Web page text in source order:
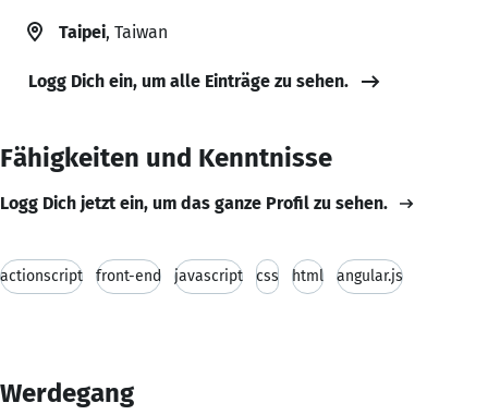
Taipei, Taiwan
Logg Dich ein, um alle Einträge zu sehen.
Fähigkeiten und Kenntnisse
Logg Dich jetzt ein, um das ganze Profil zu sehen.
actionscript front-end javascript css html angular.js
Werdegang